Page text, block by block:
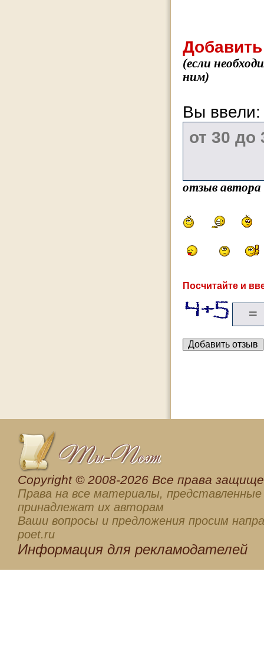
(если
ним)
Вы
отзыв
Посчитайте и
Сopyright © 2008-2026 Все права
Права на все материалы, представленные
принадлежат их авторам
Ваши вопросы и предложения просим
poet.ru
Информация для рекламодателей